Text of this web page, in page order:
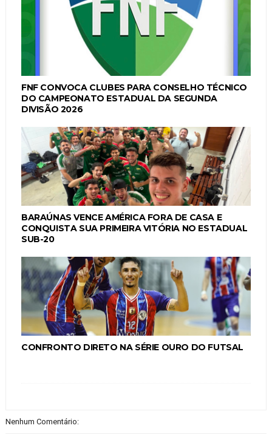
FNF CONVOCA CLUBES PARA CONSELHO TÉCNICO
DO CAMPEONATO ESTADUAL DA SEGUNDA
DIVISÃO 2026
BARAÚNAS VENCE AMÉRICA FORA DE CASA E
CONQUISTA SUA PRIMEIRA VITÓRIA NO ESTADUAL
SUB-20
CONFRONTO DIRETO NA SÉRIE OURO DO FUTSAL
Nenhum Comentário: